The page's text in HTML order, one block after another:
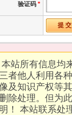
验证码 *
本站所有信息均
者他人利用各
及知识产权等
除处理。但为
！ 本站联系处